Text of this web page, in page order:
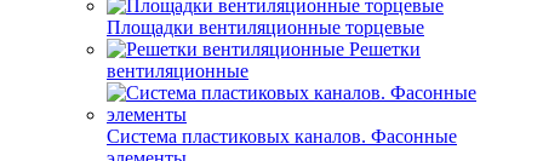
Площадки вентиляционные торцевые
Решетки
вентиляционные
Система пластиковых каналов. Фасонные